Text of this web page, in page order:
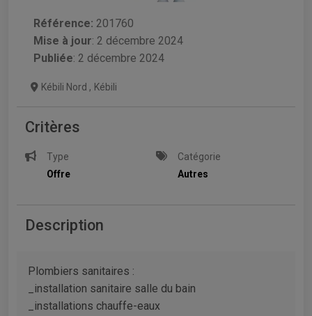
Référence: 201760
Mise à jour: 2 décembre 2024
Publiée: 2 décembre 2024
Kébili Nord , Kébili
Critères
Type
Offre
Catégorie
Autres
Description
Plombiers sanitaires :
_installation sanitaire salle du bain
_installations chauffe-eaux